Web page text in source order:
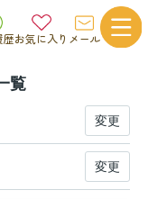
歴お気に入り メール
覧
変更
変更